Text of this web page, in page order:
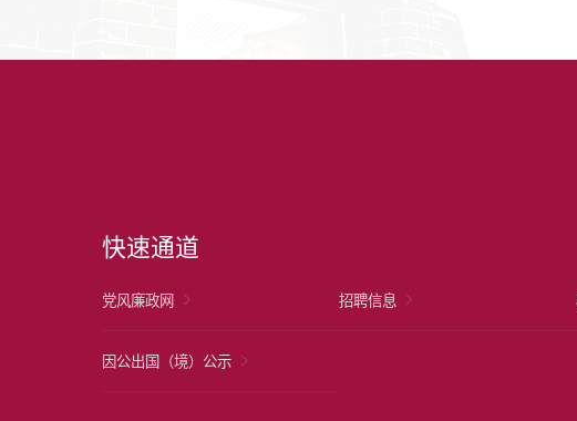
快速通道
党风廉政网 招聘信息
因公出国（境）公示